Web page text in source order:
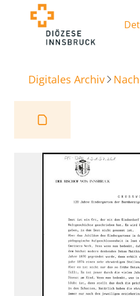
Digitales Archiv